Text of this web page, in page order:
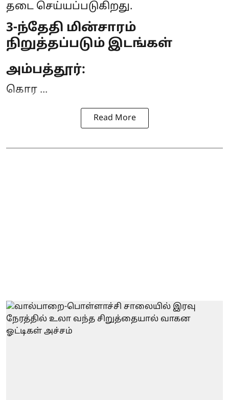
தடை செய்யப்படுகிறது.
3-ந்தேதி மின்சாரம்
நிறுத்தப்படும் இடங்கள்
அம்பத்தூர்:
கொர ...
Read More